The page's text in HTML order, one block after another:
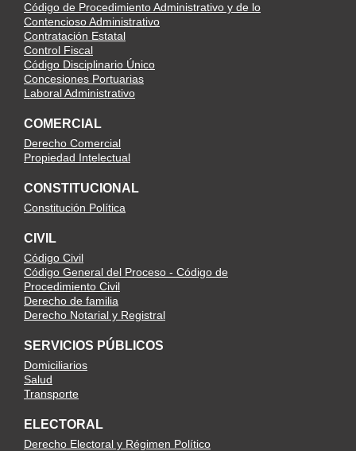
Código de Procedimiento Administrativo y de lo
Contencioso Administrativo
Contratación Estatal
Control Fiscal
Código Disciplinario Único
Concesiones Portuarias
Laboral Administrativo
COMERCIAL
Derecho Comercial
Propiedad Intelectual
CONSTITUCIONAL
Constitución Política
CIVIL
Código Civil
Código General del Proceso - Código de
Procedimiento Civil
Derecho de familia
Derecho Notarial y Registral
SERVICIOS PÚBLICOS
Domiciliarios
Salud
Transporte
ELECTORAL
Derecho Electoral y Régimen Político